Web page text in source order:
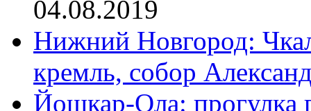
04.08.2019
Нижний Новгород:
кремль, собор
Йошкар-Ола: прогулка